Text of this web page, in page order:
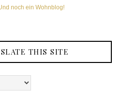
noch ein Wohnblog!
THIS SITE